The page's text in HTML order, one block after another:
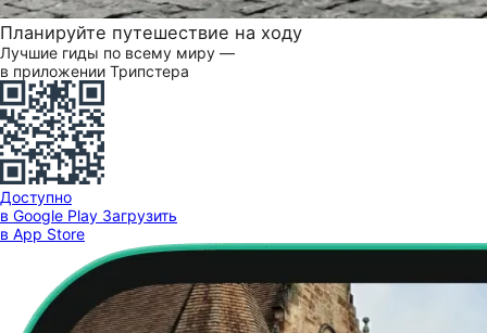
Планируйте путешествие на ходу
Лучшие гиды по всему миру —
в приложении Трипстера
Доступно
в Google Play Загрузить
в App Store